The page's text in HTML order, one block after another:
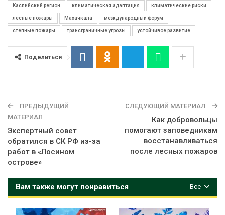
Каспийский регион климатическая адаптация климатические риски
лесные пожары Махачкала международный форум
степные пожары трансграничные угрозы устойчивое развитие
Поделиться
ПРЕДЫДУЩИЙ
МАТЕРИАЛ
Экспертный совет
обратился в СК РФ из-за
работ в «Лосином
острове»
СЛЕДУЮЩИЙ МАТЕРИАЛ
Как добровольцы
помогают заповедникам
восстанавливаться
после лесных пожаров
Все
Вам также могут понравиться